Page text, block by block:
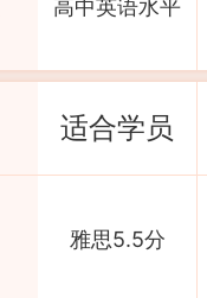
高中英语水平
适合学员
雅思5.5分